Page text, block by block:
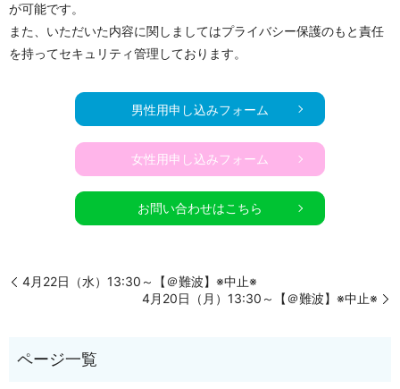
が可能です。
また、いただいた内容に関しましてはプライバシー保護のもと責任
を持ってセキュリティ管理しております。
男性用申し込みフォーム
女性用申し込みフォーム
お問い合わせはこちら
4月22日（水）13:30～【＠難波】※中止※
4月20日（月）13:30～【＠難波】※中止※